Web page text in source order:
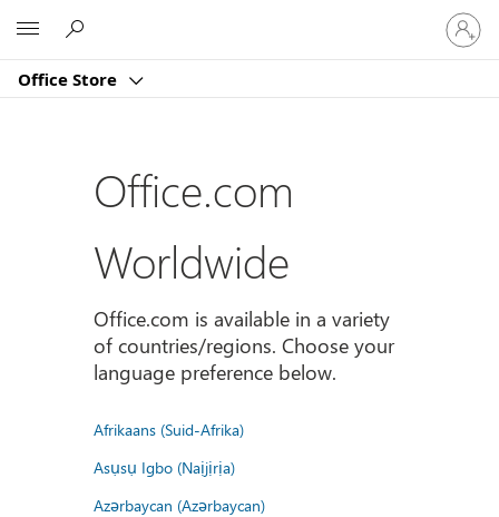
Office Store
登
入
您
Office.com
Worldwide
Office.com is available in a variety
of countries/regions. Choose your
language preference below.
Afrikaans (Suid-Afrika)
Asụsụ Igbo (Naịjịrịa)
Azərbaycan (Azərbaycan)